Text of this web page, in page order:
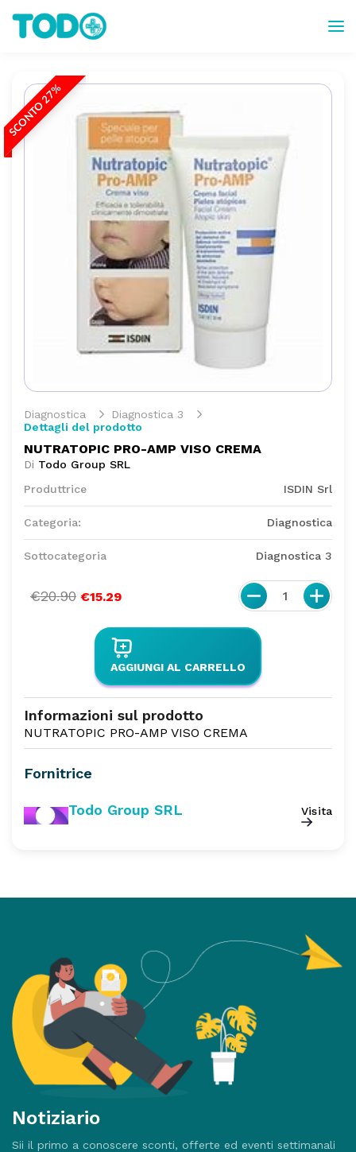
SCONTO 27%
Diagnostica
Diagnostica 3
Dettagli del prodotto
NUTRATOPIC PRO-AMP VISO CREMA
Di Todo Group SRL
Produttrice
ISDIN Srl
Categoria: Diagnostica
Sottocategoria Diagnostica 3
€20.90 €15.29 1
AGGIUNGI AL CARRELLO
Informazioni sul prodotto
NUTRATOPIC PRO-AMP VISO CREMA
Fornitrice
Todo Group SRL Visita
Notiziario
Sii il primo a conoscere sconti, offerte ed eventi settimanali